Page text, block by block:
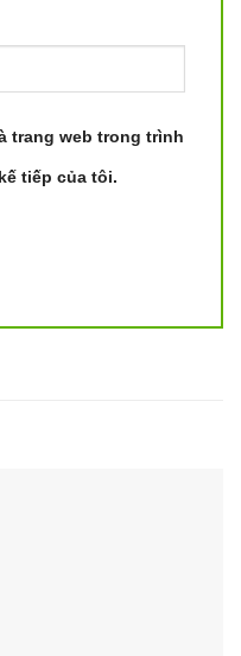
trang web trong trình
tiếp của tôi.